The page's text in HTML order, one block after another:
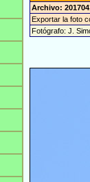
Archivo:
Exportar la foto
Fotógrafo: J.